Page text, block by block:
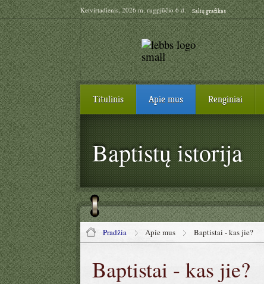
Ketvirtadienis, 2026 m. rugpjūčio 6 d. Salių grafikas
Titulinis Apie mus Renginiai
Baptistų istorija
Pradžia Apie mus Baptistai - kas jie?
Baptistai - kas jie?